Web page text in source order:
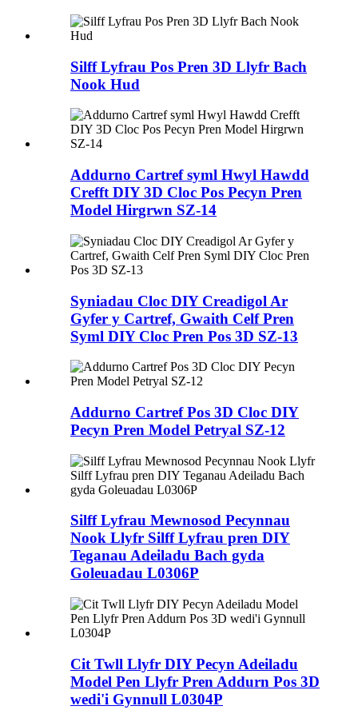
Silff Lyfrau Pos Pren 3D Llyfr Bach
Nook Hud
Addurno Cartref syml Hwyl Hawdd
Crefft DIY 3D Cloc Pos Pecyn Pren
Model Hirgrwn SZ-14
Syniadau Cloc DIY Creadigol Ar
Gyfer y Cartref, Gwaith Celf Pren
Syml DIY Cloc Pren Pos 3D SZ-13
Addurno Cartref Pos 3D Cloc DIY
Pecyn Pren Model Petryal SZ-12
Silff Lyfrau Mewnosod Pecynnau
Nook Llyfr Silff Lyfrau pren DIY
Teganau Adeiladu Bach gyda
Goleuadau L0306P
Cit Twll Llyfr DIY Pecyn Adeiladu
Model Pen Llyfr Pren Addurn Pos 3D
wedi'i Gynnull L0304P